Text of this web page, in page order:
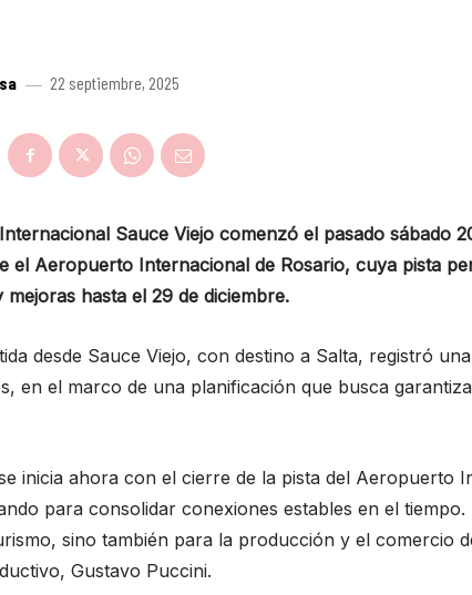
22 septiembre, 2025
Sauce Viejo comenzó el pasado sábado
el Aeropuerto Internacional de Rosario, cuya pista
mejoras hasta el 29 de diciembre.
desde Sauce Viejo, con destino a Salta, registró
en el marco de una planificación que busca
inicia ahora con el cierre de la pista del Aeropuerto
para consolidar conexiones estables en el
sino también para la producción y el comercio
Gustavo Puccini.